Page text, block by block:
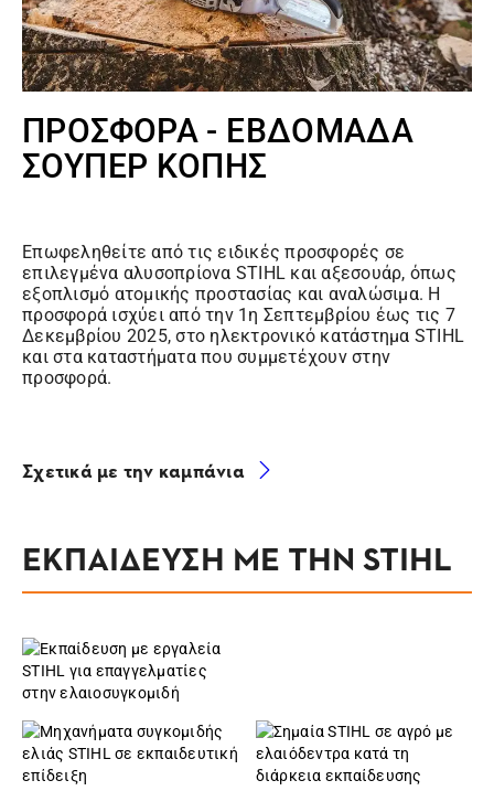
ΠΡΟΣΦΟΡΑ - ΕΒΔΟΜΑΔΑ
ΣΟΥΠΕΡ ΚΟΠΗΣ
Επωφεληθείτε από τις ειδικές προσφορές σε
επιλεγμένα αλυσοπρίονα STIHL και αξεσουάρ, όπως
εξοπλισμό ατομικής προστασίας και αναλώσιμα. Η
προσφορά ισχύει από την 1η Σεπτεμβρίου έως τις 7
Δεκεμβρίου 2025, στο ηλεκτρονικό κατάστημα STIHL
και στα καταστήματα που συμμετέχουν στην
προσφορά.
Σχετικά με την καμπάνια
ΕΚΠΑΙΔΕΥΣΗ ΜΕ ΤΗΝ STIHL